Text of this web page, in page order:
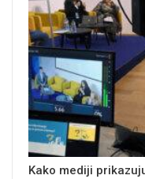
Kako mediji